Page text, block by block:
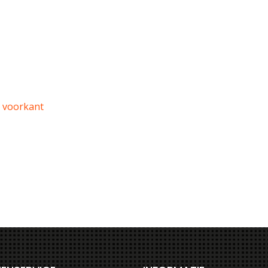
voorkant